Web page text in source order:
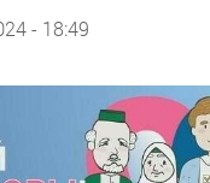
- 18:49